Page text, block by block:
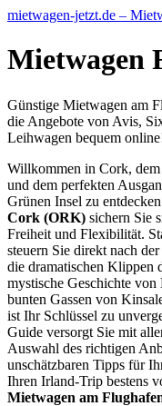
mietwagen-jetzt.de –
Mietwagen
Günstige Mietwagen am
die Angebote von Avis,
Leihwagen bequem
Willkommen in Cork, dem
und dem perfekten
Grünen Insel zu
Cork (ORK) sichern Sie
Freiheit und Flexibilität.
steuern Sie direkt nach
die dramatischen Klippen
mystische Geschichte
bunten Gassen von
ist Ihr Schlüssel zu
Guide versorgt Sie mit
Auswahl des richtigen
unschätzbaren Tipps für
Ihren Irland-Trip bestens
Mietwagen am